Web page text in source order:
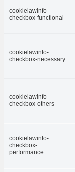
cookielawinfo-
checkbox-functional
cookielawinfo-
checkbox-necessary
cookielawinfo-
checkbox-others
cookielawinfo-
checkbox-
performance